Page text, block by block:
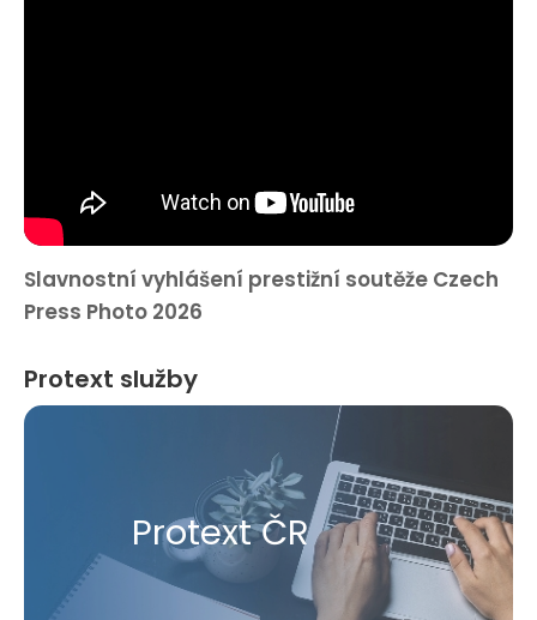
Slavnostní vyhlášení prestižní soutěže Czech
Press Photo 2026
Protext služby
Protext ČR